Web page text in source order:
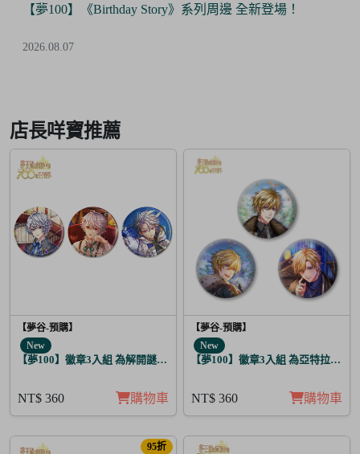
【Final Sale】人氣IP《大頭兒》精美絕版周邊 全面5折
2026.07.24
6
店長咩寶推薦
【夢谷-預購】
New
【夢100】徽章3入組 為解開謎題的妳施加愛的魔法 修尼
NT$ 360 購物車
【夢谷-預購】
New
【夢100】徽章3入組 為亞特拉斯的
NT$ 360 購物車
95折